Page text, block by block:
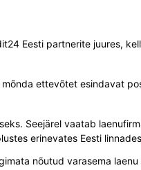
Eesti partnerite juures,
ettevõtet esindavat
Seejärel vaatab
erinevates Eesti
nõutud varasema